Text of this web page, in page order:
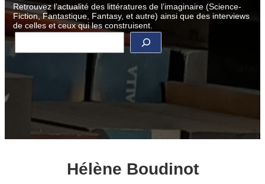
Retrouvez l’actualité des littératures de l’imaginaire (Science-
Fiction, Fantastique, Fantasy, et autre) ainsi que des interviews
de celles et ceux qui les construisent.
R
e
c
e
Hélène Boudinot